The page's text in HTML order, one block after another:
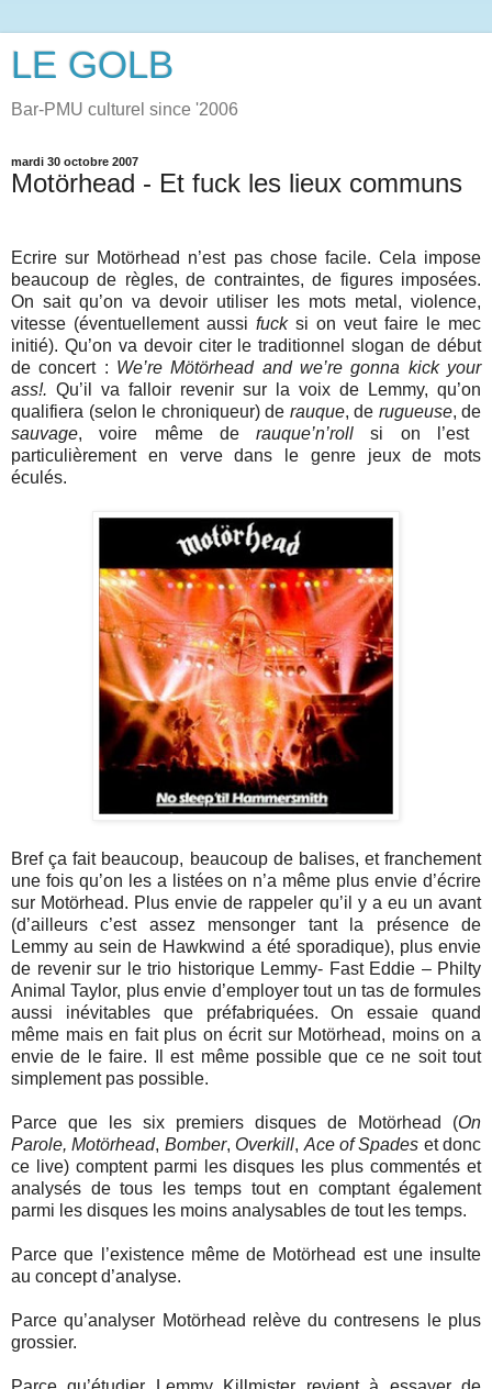
LE GOLB
Bar-PMU culturel since '2006
mardi 30 octobre 2007
Motörhead - Et fuck les lieux communs
Ecrire sur Motörhead n’est pas chose facile. Cela impose
beaucoup de règles, de contraintes, de figures imposées.
On sait qu’on va devoir utiliser les mots metal, violence,
vitesse (éventuellement aussi fucksi on veut faire le mec
initié). Qu’on va devoir citer le traditionnel slogan de début
de concert : We’re Mötörhead and we’re gonna kick your
ass!. Qu’il va falloir revenir sur la voix de Lemmy, qu’on
qualifiera (selon le chroniqueur) de rauque, de rugueuse, de
sauvage, voire même de rauque’n’rollsi on l’est
particulièrement en verve dans le genre jeux de mots
éculés.
Bref ça fait beaucoup, beaucoup de balises, et franchement
une fois qu’on les a listées on n’a même plus envie d’écrire
sur Motörhead. Plus envie de rappeler qu’il y a eu un avant
(d’ailleurs c’est assez mensonger tant la présence de
Lemmy au sein de Hawkwind a été sporadique), plus envie
de revenir sur le trio historique Lemmy- Fast Eddie – Philty
Animal Taylor, plus envie d’employer tout un tas de formules
aussi inévitables que préfabriquées. On essaie quand
même mais en fait plus on écrit sur Motörhead, moins on a
envie de le faire. Il est même possible que ce ne soit tout
simplement pas possible.
Parce que les six premiers disques de Motörhead (On
Parole, Motörhead, Bomber, Overkill, Ace of Spades et donc
ce live) comptent parmi les disques les plus commentés et
analysés de tous les temps tout en comptant également
parmi les disques les moins analysables de tout les temps.
Parce que l’existence même de Motörhead est une insulte
au concept d’analyse.
Parce qu’analyser Motörhead relève du contresens le plus
grossier.